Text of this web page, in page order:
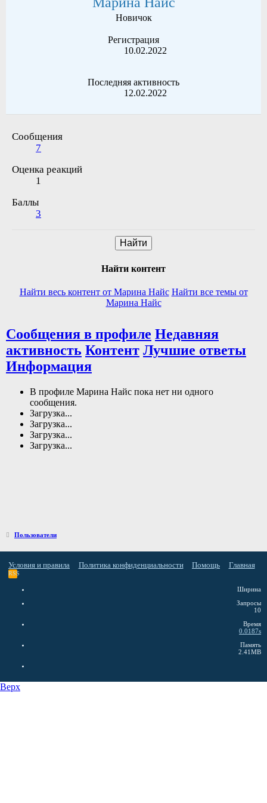
Новичок
Регистрация
10.02.2022
Последняя активность
12.02.2022
Сообщения
7
Оценка реакций
1
Баллы
3
Найти
Найти контент
Найти весь контент от Марина Найс Найти все темы от
Марина Найс
Сообщения в профиле Недавняя
активность Контент Лучшие ответы
Информация
В профиле Марина Найс пока нет ни одного
сообщения.
Загрузка...
Загрузка...
Загрузка...
Загрузка...
Пользователи
Условия и правила Политика конфиденциальности Помощь Главная
RSS
Ширина
Запросы
10
Время
0.0187s
Память
2.41MB
Верх